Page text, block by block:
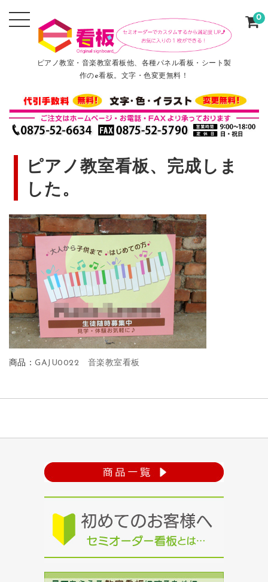
ピアノ教室・音楽教室看板他、各種パネル看板・シート製
作のe看板。文字・色変更無料！
0
ピアノ教室看板、完成しま
した。
商品：GAJU0022 音楽教室看板